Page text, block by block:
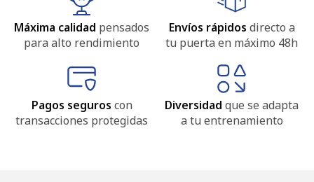
Máxima calidad pensados
para alto rendimiento
Envíos rápidos directo a
tu puerta en máximo 48h
Pagos seguros con
transacciones protegidas
Diversidadque se adapta
a tu entrenamiento